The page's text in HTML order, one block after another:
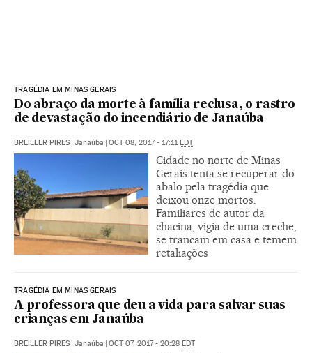
TRAGÉDIA EM MINAS GERAIS
Do abraço da morte à família reclusa, o rastro
de devastação do incendiário de Janaúba
BREILLER PIRES | Janaúba | OCT 08, 2017 - 17:11EDT
Cidade no norte de Minas
Gerais tenta se recuperar do
abalo pela tragédia que
deixou onze mortos.
Familiares de autor da
chacina, vigia de uma creche,
se trancam em casa e temem
retaliações
TRAGÉDIA EM MINAS GERAIS
A professora que deu a vida para salvar suas
crianças em Janaúba
BREILLER PIRES | Janaúba | OCT 07, 2017 - 20:28 EDT